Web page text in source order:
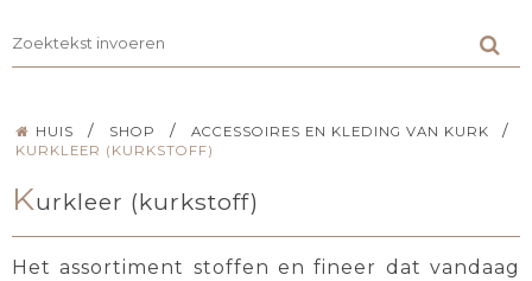
HUIS / SHOP / ACCESSOIRES EN KLEDING VAN KURK /
KURKLEER (KURKSTOFF)
Kurkleer (kurkstoff)
Het assortiment stoffen en fineer dat vandaag